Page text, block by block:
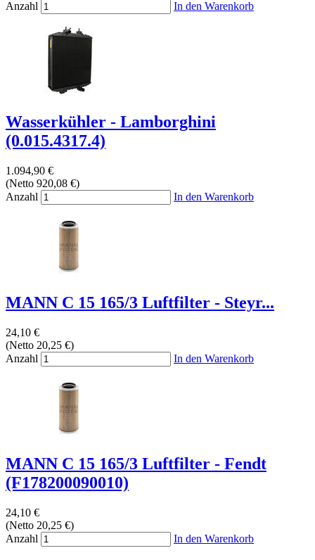
Anzahl
In den Warenkorb
Wasserkühler - Lamborghini
(0.015.4317.4)
1.094,90 €
(Netto 920,08 €)
Anzahl
In den Warenkorb
MANN C 15 165/3 Luftfilter - Steyr...
24,10 €
(Netto 20,25 €)
Anzahl
In den Warenkorb
MANN C 15 165/3 Luftfilter - Fendt
(F178200090010)
24,10 €
(Netto 20,25 €)
Anzahl
In den Warenkorb